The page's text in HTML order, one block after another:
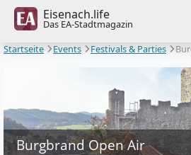
Eisenach.life
Das EA-Stadtmagazin
Startseite
Events Festivals & Parties
Burgbrand Open Air